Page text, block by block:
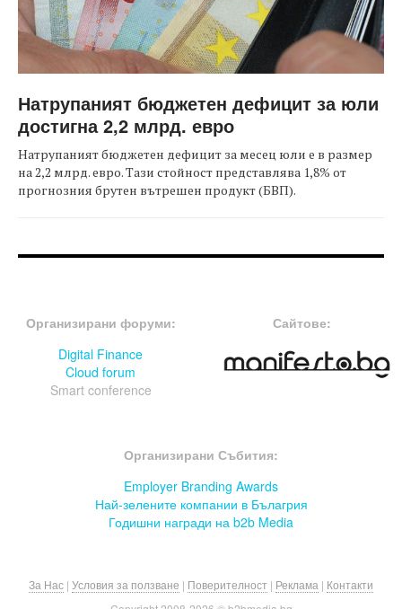
Натрупаният бюджетен дефицит за юли
достигна 2,2 млрд. евро
Натрупаният бюджетен дефицит за месец юли е в размер
на 2,2 млрд. евро. Тази стойност представлява 1,8% от
прогнозния брутен вътрешен продукт (БВП).
Организирани форуми:
Digital Finance
Cloud forum
Smart conference
Сайтове:
Организирани Събития:
Employer Branding Awards
Най-зелените компании в Бълагрия
Годишни награди на b2b Media
За Нас | Условия за ползване | Поверителност | Реклама | Контакти